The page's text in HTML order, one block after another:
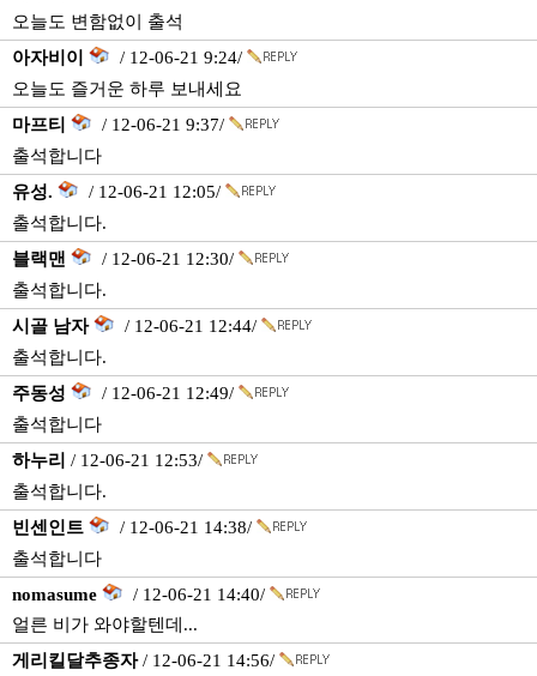
오늘도 변함없이 출석
아자비이
/ 12-06-21 9:24/
오늘도 즐거운 하루 보내세요
마프티
/ 12-06-21 9:37/
출석합니다
유성.
/ 12-06-21 12:05/
출석합니다.
블랙맨
/ 12-06-21 12:30/
출석합니다.
시골 남자
/ 12-06-21 12:44/
출석합니다.
주동성
/ 12-06-21 12:49/
출석합니다
하누리 / 12-06-21 12:53/
출석합니다.
빈센인트
/ 12-06-21 14:38/
출석합니다
nomasume
/ 12-06-21 14:40/
얼른 비가 와야할텐데...
게리킬달추종자/ 12-06-21 14:56/